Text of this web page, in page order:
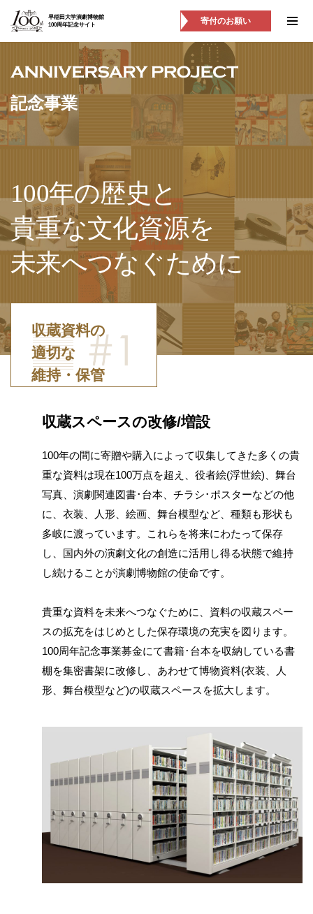
早稲田大学演劇博物館
100周年記念サイト
寄付のお願い
記念事業
100年の歴史と
貴重な文化資源を
未来へつなぐために
収蔵資料の
適切な
維持・保管
収蔵スペースの改修/増設
100年の間に寄贈や購入によって収集してきた多くの貴
重な資料は現在100万点を超え、役者絵(浮世絵)、舞台
写真、演劇関連図書･台本、チラシ･ポスターなどの他
に、衣装、人形、絵画、舞台模型など、種類も形状も
多岐に渡っています。これらを将来にわたって保存
し、国内外の演劇文化の創造に活用し得る状態で維持
し続けることが演劇博物館の使命です。
貴重な資料を未来へつなぐために、資料の収蔵スペー
スの拡充をはじめとした保存環境の充実を図ります。
100周年記念事業募金にて書籍･台本を収納している書
棚を集密書架に改修し、あわせて博物資料(衣装、人
形、舞台模型など)の収蔵スペースを拡大します。